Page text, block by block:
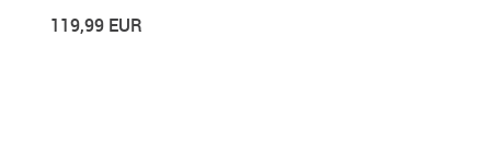
119,99 EUR